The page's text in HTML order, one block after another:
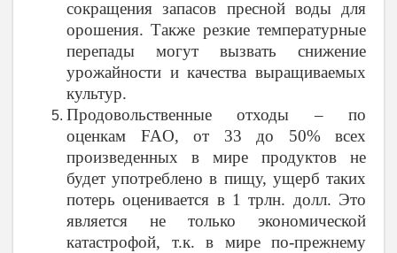
сокращения запасов пресной воды для
орошения. Также резкие температурные
перепады могут вызвать снижение
урожайности и качества выращиваемых
культур.
Продовольственные отходы – по
оценкам FAO, от 33 до 50% всех
произведенных в мире продуктов не
будет употреблено в пищу, ущерб таких
потерь оценивается в 1 трлн. долл. Это
является не только экономической
катастрофой, т.к. в мире по-прежнему